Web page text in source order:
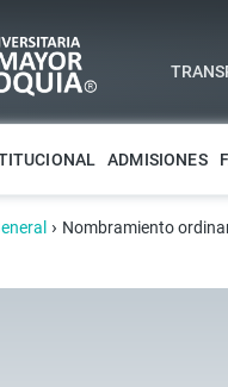
ADMISIONES
› Nombramiento